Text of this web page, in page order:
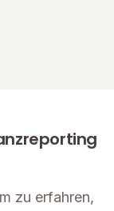
zu erfahren,